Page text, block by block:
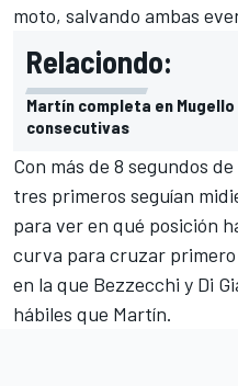
moto, salvando ambas
Relaciondo:
Martín completa en
consecutivas
Con más de 8 segundos
tres primeros seguían
para ver en qué posición
curva para cruzar
en la que Bezzecchi y Di
hábiles que Martín.